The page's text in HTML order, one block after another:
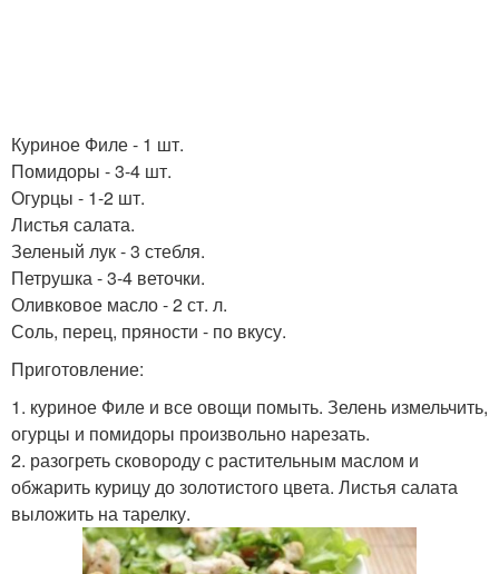
Куриное Филе - 1 шт.
Помидоры - 3-4 шт.
Огурцы - 1-2 шт.
Листья салата.
Зеленый лук - 3 стебля.
Петрушка - 3-4 веточки.
Оливковое масло - 2 ст. л.
Соль, перец, пряности - по вкусу.
Приготовление:
1. куриное Филе и все овощи помыть. Зелень измельчить,
огурцы и помидоры произвольно нарезать.
2. разогреть сковороду с растительным маслом и
обжарить курицу до золотистого цвета. Листья салата
выложить на тарелку.